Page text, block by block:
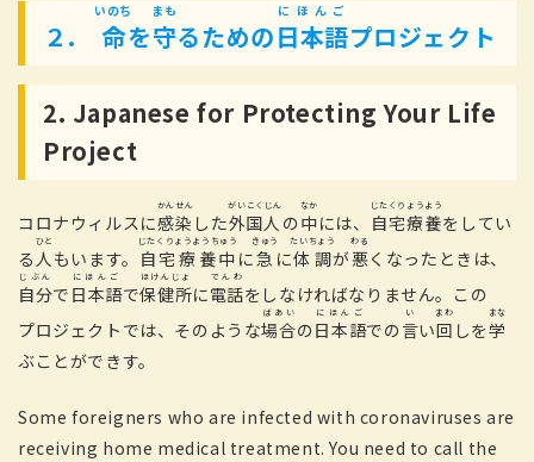
２. 命
いのち
を守
まも
るための日本語
にほんご
プロジェクト
2. Japanese for Protecting Your Life
Project
コロナウィルスに感染
かんせん
した外国人
がいこくじん
の中
なか
には、 自宅療養
じたくりょうよう
をしてい
る人
ひと
もいます。 自宅療養中
じたくりょうようちゅう
に急
きゅう
に体調
たいちょう
が悪
わる
くなったときは、
自分
じぶん
で 日本語
にほんご
で保健所
ほけんじょ
に電話
でんわ
をしなければなりません。この
プロジェクト では、そのような場合
ばあい
の日本語
にほんご
での言
い
い回
まわ
しを学
まな
ぶことができす。
Some foreigners who are infected with coronaviruses are
receiving home medical treatment. You need to call the